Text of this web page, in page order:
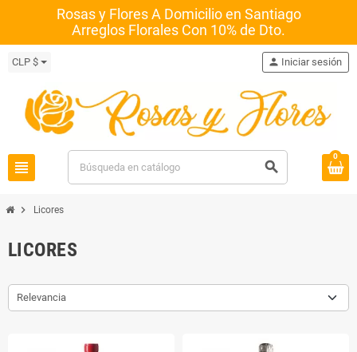
Rosas y Flores A Domicilio en Santiago
Arreglos Florales Con 10% de Dto.
CLP $
view_headline search
person Iniciar sesión
0
chevron_right Licores
LICORES
Relevancia